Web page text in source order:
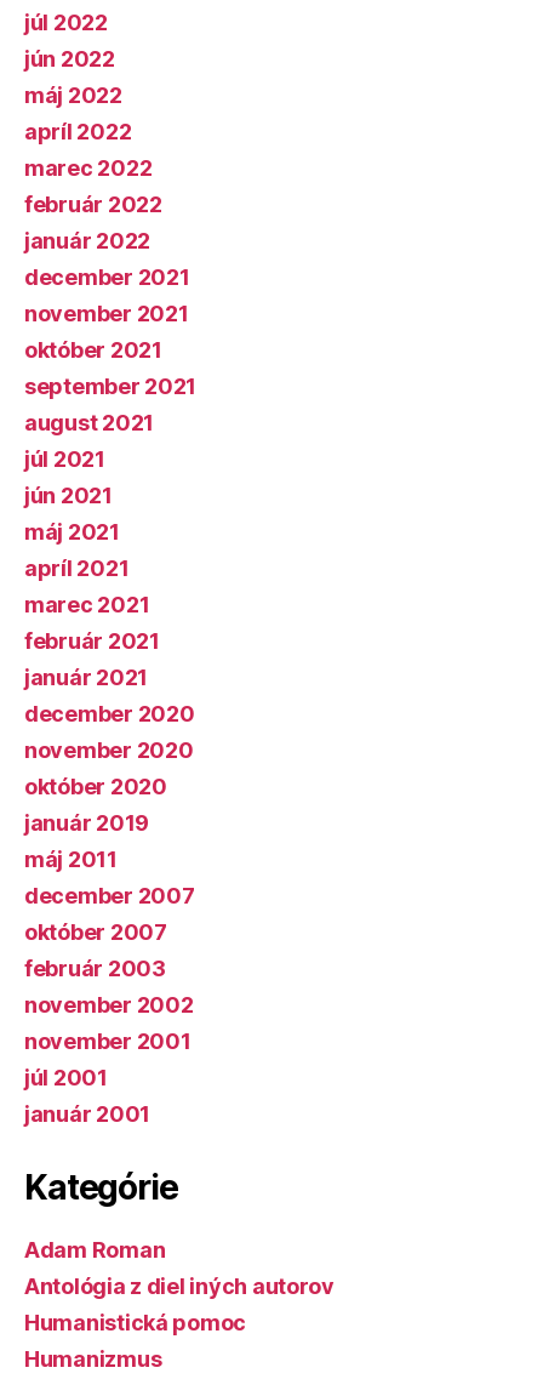
júl 2022
jún 2022
máj 2022
apríl 2022
marec 2022
február 2022
január 2022
december 2021
november 2021
október 2021
september 2021
august 2021
júl 2021
jún 2021
máj 2021
apríl 2021
marec 2021
február 2021
január 2021
december 2020
november 2020
október 2020
január 2019
máj 2011
december 2007
október 2007
február 2003
november 2002
november 2001
júl 2001
január 2001
Kategórie
Adam Roman
Antológia z diel iných autorov
Humanistická pomoc
Humanizmus